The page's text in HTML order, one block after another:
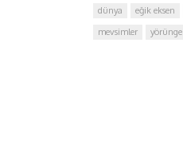
dünya eğik eksen
mevsimler
yörünge